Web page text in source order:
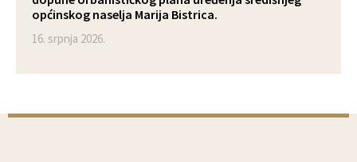
općinskog naselja Marija Bistrica.
16. srpnja 2026.